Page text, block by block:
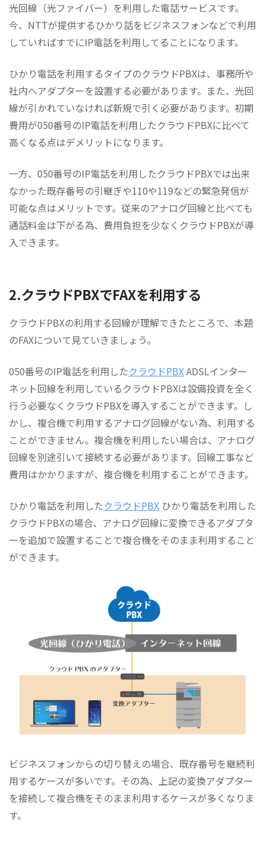
光回線（光ファイバー）を利用した電話サービスです。
今、NTTが提供するひかり話をビジネスフォンなどで利用
していればすでにIP電話を利用してることになります。
ひかり電話を利用するタイプのクラウドPBXは、事務所や
社内へアダプターを設置する必要があります。また、光回
線が引かれていなければ新規で引く必要があります。初期
費用が050番号のIP電話を利用したクラウドPBXに比べて
高くなる点はデメリットになります。
一方、050番号のIP電話を利用したクラウドPBXでは出来
なかった既存番号の引継ぎや110や119などの緊急発信が
可能な点はメリットです。従来のアナログ回線と比べても
通話料金は下がる為、費用負担を少なくクラウドPBXが導
入できます。
2.クラウドPBXでFAXを利用する
クラウドPBXの利用する回線が理解できたところで、本題
のFAXについて見ていきましょう。
050番号のIP電話を利用したクラウドPBXADSLインター
ネット回線を利用しているクラウドPBXは設備投資を全く
行う必要なくクラウドPBXを導入することができます。し
かし、複合機で利用するアナログ回線がない為、利用する
ことができません。複合機を利用したい場合は、アナログ
回線を別途引いて接続する必要があります。回線工事など
費用はかかりますが、複合機を利用することができます。
ひかり電話を利用したクラウドPBX ひかり電話を利用した
クラウドPBXの場合、アナログ回線に変換できるアダプタ
ーを追加で設置することで複合機をそのまま利用すること
ができます。
ビジネスフォンからの切り替えの場合、既存番号を継続利
用するケースが多いです。その為、上記の変換アダプター
を接続して複合機をそのまま利用するケースが多くなりま
す。